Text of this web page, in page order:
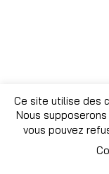
Ce site utilise des
Nous
vous pouvez